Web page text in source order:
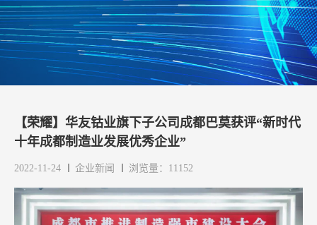
【荣耀】华友钴业旗下子公司成都巴莫获评“新时代
十年成都制造业发展优秀企业”
2022-11-24 企业新闻 浏览量：11152